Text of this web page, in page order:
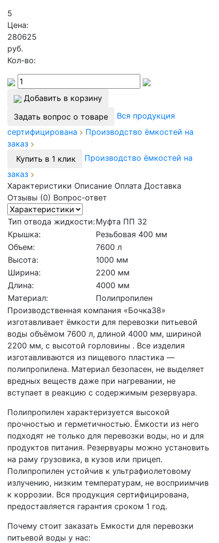
5
Цена:
280625
руб.
Кол-во:
Добавить в корзину
Задать вопрос о товаре
Вся продукция
сертифицирована
Производство ёмкостей на
заказ
Купить в 1 клик
Производство ёмкостей на
заказ
Характеристики Описание Оплата Доставка
Отзывы (0) Вопрос-ответ
Тип отвода жидкости:Муфта ПП 32
Крышка:
Резьбовая 400 мм
Объем:
7600 л
Высота:
1000 мм
Ширина:
2200 мм
Длина:
4000 мм
Материал:
Полипропилен
Производственная компания «Бочка38»
изготавливает ёмкости для перевозки питьевой
воды объёмом 7600 л, длиной 4000 мм, шириной
2200 мм, с высотой горловины . Все изделия
изготавливаются из пищевого пластика —
полипропилена. Материал безопасен, не выделяет
вредных веществ даже при нагревании, не
вступает в реакцию с содержимым резервуара.
Полипропилен характеризуется высокой
прочностью и герметичностью. Ёмкости из него
подходят не только для перевозки воды, но и для
продуктов питания. Резервуары можно установить
на раму грузовика, в кузов или прицеп.
Полипропилен устойчив к ультрафиолетовому
излучению, низким температурам, не восприимчив
к коррозии. Вся продукция сертифицирована,
предоставляется гарантия сроком 1 год.
Почему стоит заказать Емкости для перевозки
питьевой воды у нас: